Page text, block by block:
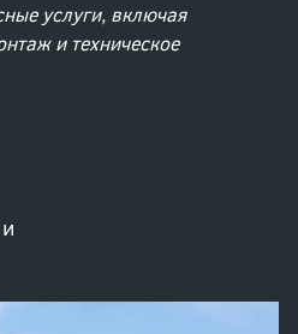
услуги, включая
и техническое